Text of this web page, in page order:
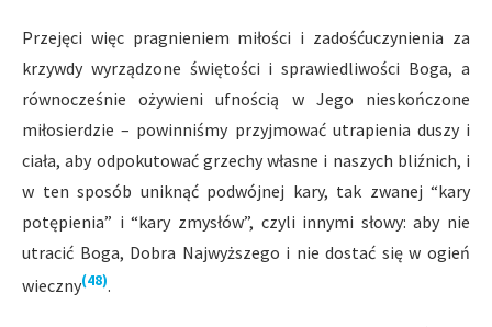
Przejęci więc pragnieniem miłości i zadośćuczynienia za
krzywdy wyrządzone świętości i sprawiedliwości Boga, a
równocześnie ożywieni ufnością w Jego nieskończone
miłosierdzie – powinniśmy przyjmować utrapienia duszy i
ciała, aby odpokutować grzechy własne i naszych bliźnich, i
w ten sposób uniknąć podwójnej kary, tak zwanej “kary
potępienia” i “kary zmysłów”, czyli innymi słowy: aby nie
utracić Boga, Dobra Najwyższego i nie dostać się w ogień
wieczny(48).